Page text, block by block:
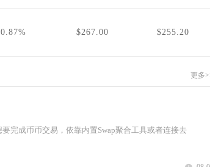
$267.00 $255.20
更多
完成币币交易，依靠内置Swap聚合工具或者连接去